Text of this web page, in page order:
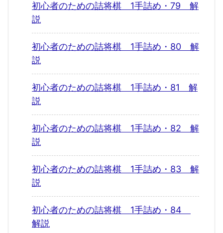
初心者のための詰将棋 1手詰め・79 解
説
初心者のための詰将棋 1手詰め・80 解
説
初心者のための詰将棋 1手詰め・81 解
説
初心者のための詰将棋 1手詰め・82 解
説
初心者のための詰将棋 1手詰め・83 解
説
初心者のための詰将棋 1手詰め・84
解説